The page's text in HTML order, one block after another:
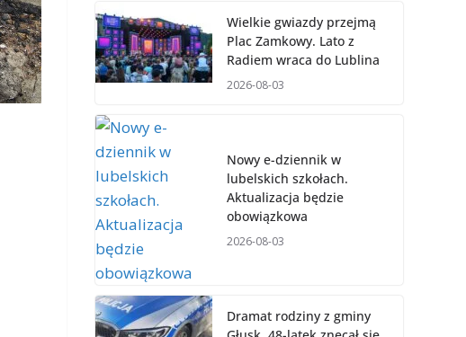
Wielkie gwiazdy przejmą
Plac Zamkowy. Lato z
Radiem wraca do Lublina
2026-08-03
Nowy e-dziennik w
lubelskich szkołach.
Aktualizacja będzie
obowiązkowa
2026-08-03
Dramat rodziny z gminy